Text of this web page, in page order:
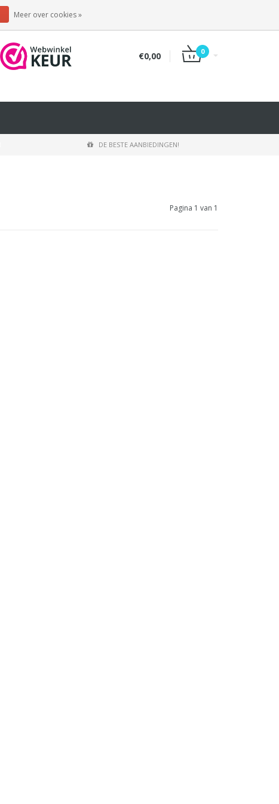
€0,00 0
DE BESTE AANBIEDINGEN!
Pagina 1 van 1
Meer over cookies »